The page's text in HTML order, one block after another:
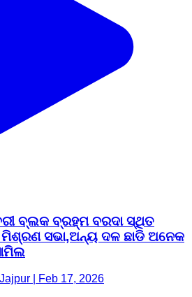
ବ୍ଲକ ବ୍ରହ୍ମ ବରଦା ସ୍ଥିତ
ମିଶ୍ରଣ ସଭା,ଅନ୍ୟ ଦଳ ଛାଡି ଅନେକ
| Feb 17, 2026